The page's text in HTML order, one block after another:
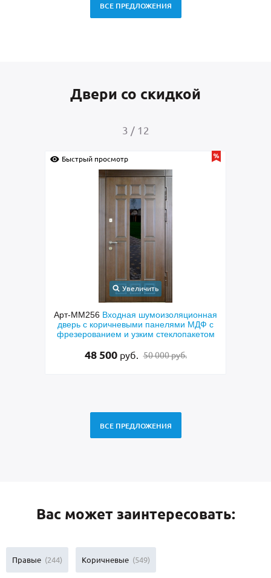
ВСЕ ПРЕДЛОЖЕНИЯ
Двери со скидкой
4 / 12
шумоизоляционная
панелями МДФ с
и узким стеклопакетом
Арт-ММ273Металлическая
техническая дверь с большими
и порошковым серым
40 000
ВСЕ ПРЕДЛОЖЕНИЯ
Вас может заинтересовать:
Правые (244) Коричневые (549)